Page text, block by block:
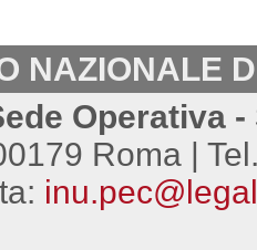
NAZIONALE
Operativa
Roma |